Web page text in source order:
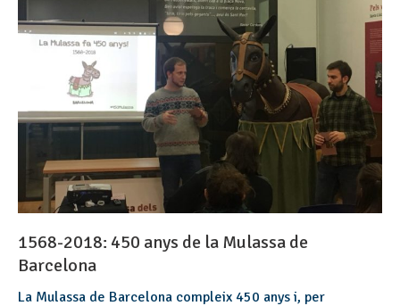
1568-2018: 450 anys de la Mulassa de
Barcelona
La Mulassa de Barcelona compleix 450 anys i, per